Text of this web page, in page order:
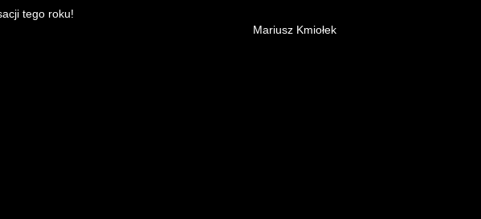
tego roku!
Mariusz Kmiołek